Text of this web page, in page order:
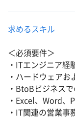
求めるスキル
＜必須要件＞
・ITエンジニア経
・ハードウェア
・BtoBビジネス
・Excel、Word
・IT関連の営業事